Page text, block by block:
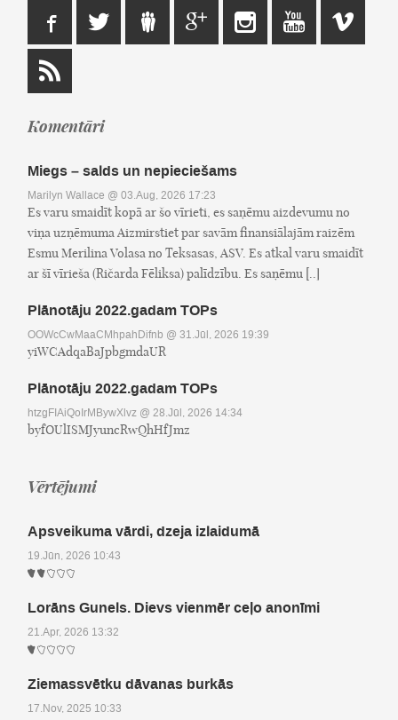
Komentāri
Miegs – salds un nepieciešams
Marilyn Wallace @ 03.Aug, 2026 17:23
Es varu smaidīt kopā ar šo vīrieti, es saņēmu aizdevumu no
viņa uzņēmuma Aizmirstiet par savām finansiālajām raizēm
Esmu Merilina Volasa no Teksasas, ASV. Es atkal varu smaidīt
ar šī vīrieša (Ričarda Fēliksa) palīdzību. Es saņēmu [..]
Plānotāju 2022.gadam TOPs
OOWcCwMaaCMhpahDifnb @ 31.Jūl, 2026 19:39
yiWCAdqaBaJpbgmdaUR
Plānotāju 2022.gadam TOPs
htzgFIAiQoIrMBywXlvz @ 28.Jūl, 2026 14:34
byfOUlISMJyuncRwQhHfJmz
Vērtējumi
Apsveikuma vārdi, dzeja izlaidumā
19.Jūn, 2026 10:43
Lorāns Gunels. Dievs vienmēr ceļo anonīmi
21.Apr, 2026 13:32
Ziemassvētku dāvanas burkās
17.Nov, 2025 10:33